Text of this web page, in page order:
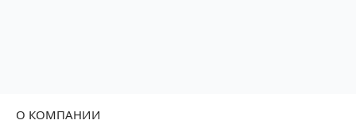
О КОМПАНИИ